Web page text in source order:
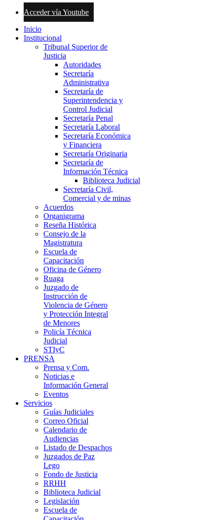
Acceder vía Youtube
Inicio
Institucional
Tribunal Superior de
Justicia
Autoridades
Secretaría
Administrativa
Secretaría de
Superintendencia y
Control Judicial
Secretaría Penal
Secretaría Laboral
Secretaría Económica
y Financiera
Secretaría Originaria
Secretaría de
Información Técnica
Biblioteca Judicial
Secretaría Civil,
Comercial y de minas
Acuerdos
Organigrama
Reseña Histórica
Consejo de la
Magistratura
Escuela de
Capacitación
Oficina de Género
Ruaga
Juzgado de
Instrucción de
Violencia de Género
y Protección Integral
de Menores
Policía Técnica
Judicial
STIyC
PRENSA
Prensa y Com.
Noticias e
Información General
Eventos
Servicios
Guías Judiciales
Correo Oficial
Calendario de
Audiencias
Listado de Despachos
Juzgados de Paz
Lego
Fondo de Justicia
RRHH
Biblioteca Judicial
Legislación
Escuela de